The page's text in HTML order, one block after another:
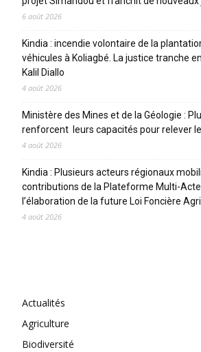
6 août 2026
Kindia : incendie volontaire de la
véhicules à Koliagbé. La justice tranche
Kalil Diallo
4 août 2026
Ministère des Mines et de la Géologie :
renforcent leurs capacités pour relever
4 août 2026
Kindia : Plusieurs acteurs régionaux
contributions de la Plateforme Multi-
l’élaboration de la future Loi Foncière
4 août 2026
Actualités
Agriculture
Biodiversité